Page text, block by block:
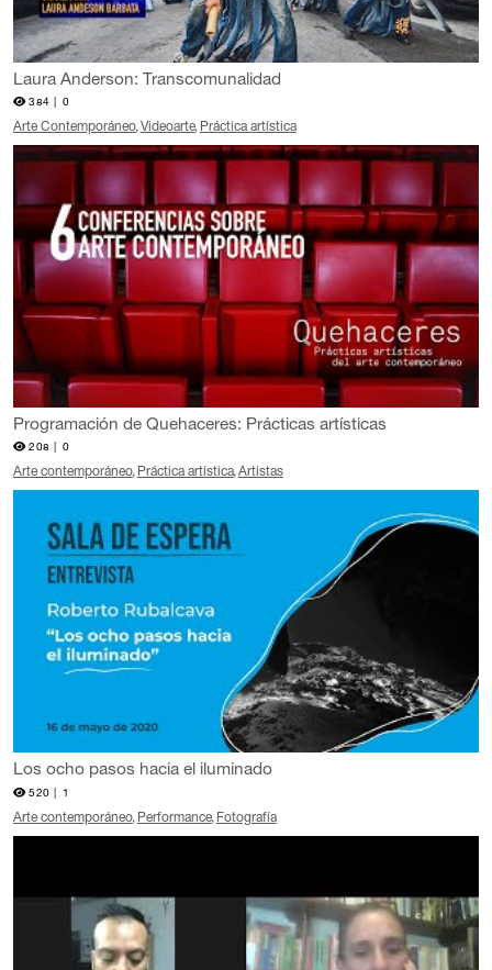
Laura Anderson: Transcomunalidad
384 | 0
Arte Contemporáneo Videoarte Práctica artística
Programación de Quehaceres: Prácticas artísticas
208 | 0
Arte contemporáneo Práctica artística Artistas
Los ocho pasos hacia el iluminado
520 | 1
Arte contemporáneo Performance Fotografía